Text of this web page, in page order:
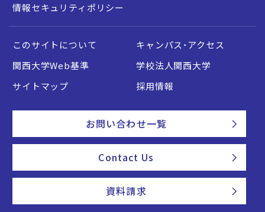
情報セキュリティポリシー
このサイトについて
キャンパス・アクセス
関西大学Web基準
学校法人関西大学
サイトマップ
採用情報
お問い合わせ一覧
Contact Us
資料請求